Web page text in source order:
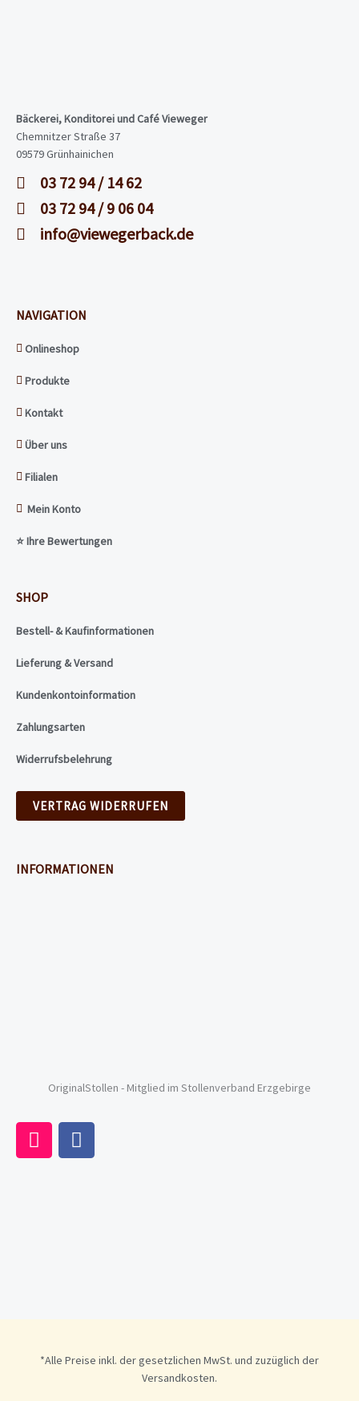
Bäckerei, Konditorei und Café Vieweger
Chemnitzer Straße 37
09579 Grünhainichen
03 72 94 / 14 62
03 72 94 / 9 06 04
info@viewegerback.de
NAVIGATION
Onlineshop
Produkte
Kontakt
Über uns
Filialen
Mein Konto
⭐️ Ihre Bewertungen
SHOP
Bestell- & Kaufinformationen
Lieferung & Versand
Kundenkontoinformation
Zahlungsarten
Widerrufsbelehrung
VERTRAG WIDERRUFEN
INFORMATIONEN
OriginalStollen - Mitglied im Stollenverband Erzgebirge
I
n
F
a
*Alle Preise inkl. der gesetzlichen MwSt. und zuzüglich der
Versandkosten.